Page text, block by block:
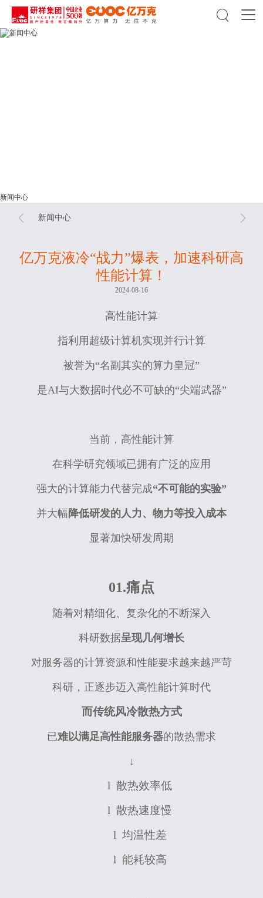

新闻中心
新闻中心
 
亿万克液冷“战力”爆表，加速科研高
性能计算！
2024-08-16
高性能计算
指利用超级计算机实现并行计算
被誉为“名副其实的算力皇冠”
是AI与大数据时代必不可缺的“尖端武器”
当前，高性能计算
在科学研究领域已拥有广泛的应用
强大的计算能力代替完成“不可能的实验”
并大幅 降低研发的人力、物力等投入成本
显著加快研发周期
01.痛点
随着对精细化、复杂化的不断深入
科研数据呈现几何增长
对服务器的计算资源和性能要求越来越严苛
科研，正逐步迈入高性能计算时代
而传统风冷散热方式
已难以满足高性能服务器的散热需求
↓
l 散热效率低
l 散热速度慢
l 均温性差
l 能耗较高